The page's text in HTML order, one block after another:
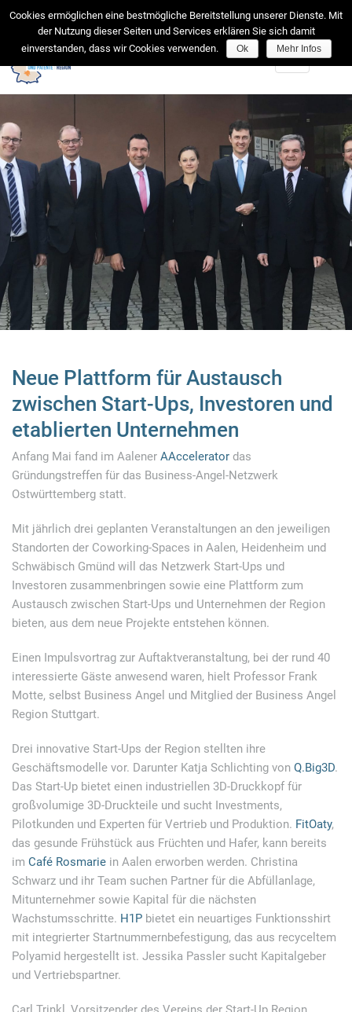
facebook
Toggle
Neue Plattform für Austausch
zwischen Start-Ups, Investoren und
etablierten Unternehmen
Anfang Mai fand im Aalener AAccelerator das
Gründungstreffen für das Business-Angel-Netzwerk
Ostwürttemberg statt.
Mit jährlich drei geplanten Veranstaltungen an den jeweiligen
Standorten der Coworking-Spaces in Aalen, Heidenheim und
Schwäbisch Gmünd will das Netzwerk Start-Ups und
Investoren zusammenbringen sowie eine Plattform zum
Austausch zwischen Start-Ups und Unternehmen der Region
bieten, aus dem neue Projekte entstehen können.
Einen Impulsvortrag zur Auftaktveranstaltung, bei der rund 40
interessierte Gäste anwesend waren, hielt Professor Frank
Motte, selbst Business Angel und Mitglied der Business Angel
Region Stuttgart.
Drei innovative Start-Ups der Region stellten ihre
Geschäftsmodelle vor. Darunter Katja Schlichting von Q.Big3D.
Das Start-Up bietet einen industriellen 3D-Druckkopf für
großvolumige 3D-Druckteile und sucht Investments,
Pilotkunden und Experten für Vertrieb und Produktion. FitOaty,
das gesunde Frühstück aus Früchten und Hafer, kann bereits
im Café Rosmarie in Aalen erworben werden. Christina
Schwarz und ihr Team suchen Partner für die Abfüllanlage,
Mitunternehmer sowie Kapital für die nächsten
Wachstumsschritte. H1P bietet ein neuartiges Funktionsshirt
mit integrierter Startnummernbefestigung, das aus recyceltem
Polyamid hergestellt ist. Jessika Passler sucht Kapitalgeber
und Vertriebspartner.
Cookies ermöglichen eine bestmögliche Bereitstellung unserer Dienste. Mit
der Nutzung dieser Seiten und Services erklären Sie sich damit
einverstanden, dass wir Cookies verwenden.
Ok Mehr Infos